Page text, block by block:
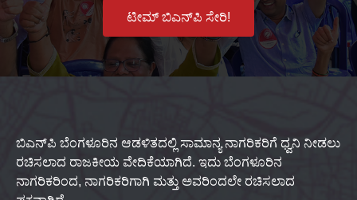
ಟೀಮ್ ಬಿಎನ್‌ಪಿ ಸೇರಿ!
ಬಿಎನ್‌ಪಿ ಬೆಂಗಳೂರಿನ ಆಡಳಿತದಲ್ಲಿ ಸಾಮಾನ್ಯ ನಾಗರಿಕರಿಗೆ ಧ್ವನಿ ನೀಡಲು
ರಚಿಸಲಾದ ರಾಜಕೀಯ ವೇದಿಕೆಯಾಗಿದೆ. ಇದು ಬೆಂಗಳೂರಿನ
ನಾಗರಿಕರಿಂದ, ನಾಗರಿಕರಿಗಾಗಿ ಮತ್ತು ಅವರಿಂದಲೇ ರಚಿಸಲಾದ